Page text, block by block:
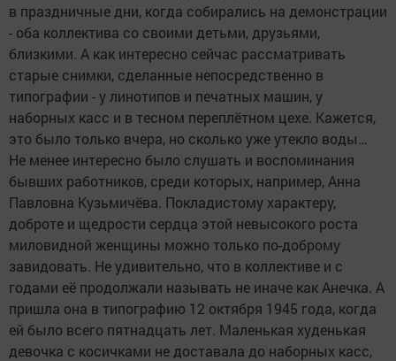
в праздничные дни, когда собирались на демонстрации
- оба коллектива со своими детьми, друзьями,
близкими. А как интересно сейчас рассматривать
старые снимки, сделанные непосредственно в
типографии - у линотипов и печатных машин, у
наборных касс и в тесном переплётном цехе. Кажется,
это было только вчера, но сколько уже утекло воды…
Не менее интересно было слушать и воспоминания
бывших работников, среди которых, например, Анна
Павловна Кузьмичёва. Покладистому характеру,
доброте и щедрости сердца этой невысокого роста
миловидной женщины можно только по-доброму
завидовать. Не удивительно, что в коллективе и с
годами её продолжали называть не иначе как Анечка. А
пришла она в типографию 12 октября 1945 года, когда
ей было всего пятнадцать лет. Маленькая худенькая
девочка с косичками не доставала до наборных касс,